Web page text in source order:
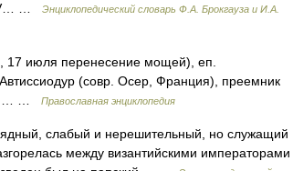
IV… …
Энциклопедический словарь Ф.А. Брокгауза и И.А.
17 июля перенесение мощей), еп.
(совр. Осер, Франция), преемник
г.… …
Православная энциклопедия
слабый и нерешительный, но служащий
между византийскими императорами